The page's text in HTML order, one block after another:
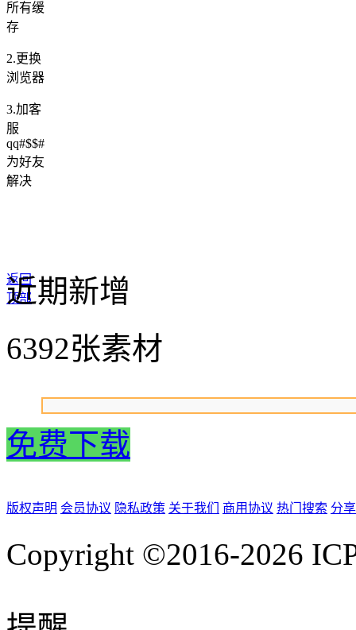
所有缓
存
2.更换
浏览器
3.加客
服
qq#$$#
为好友
解决
返回
顶部
近期新增
6392张素材
免费下载
版权声明 会员协议 隐私政策 关于我们 商用协议 热门搜索 分
Copyright ©2016-2026